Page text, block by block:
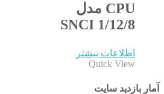
CPU مدل
SNCI 1/12/8
اطلاعات بیشتر
Quick View
آمار بازدید سایت